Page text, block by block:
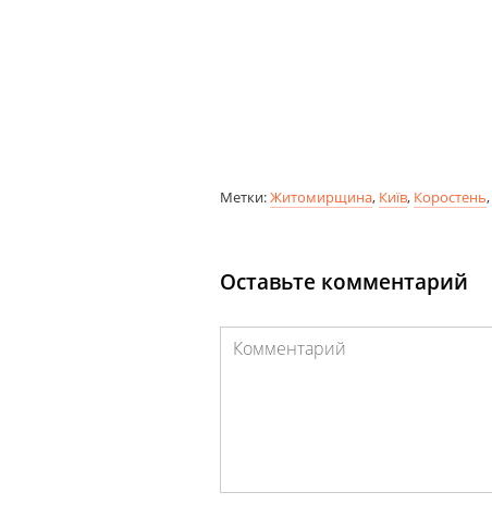
Метки:Житомирщина, Київ, Коростень,
Оставьте комментарий